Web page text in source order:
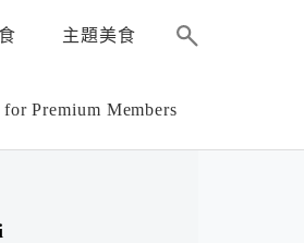
主題美食
Premium Members